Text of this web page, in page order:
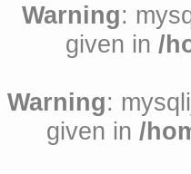
Warning:
given in /
Warning:
given in /